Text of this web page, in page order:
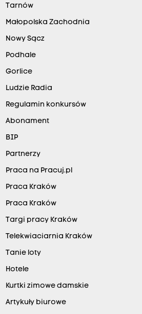
Tarnów
Małopolska Zachodnia
Nowy Sącz
Podhale
Gorlice
Ludzie Radia
Regulamin konkursów
Abonament
BIP
Partnerzy
Praca na Pracuj.pl
Praca Kraków
Praca Kraków
Targi pracy Kraków
Telekwiaciarnia Kraków
Tanie loty
Hotele
Kurtki zimowe damskie
Artykuły biurowe